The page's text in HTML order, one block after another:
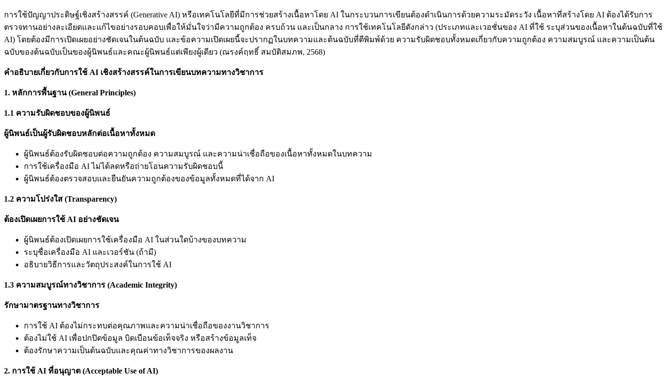
การใช้ปัญญาประดิษฐ์เชิงสร้างสรรค์ (Generative AI) หรือเทคโนโลยีที่มีการช่วยสร้างเนื้อหาโดย AI ในกระบวนการเขียนต้องดำเนินการด้วยความระมัดระวัง เนื้อหาที่สร้างโดย AI ต้องได้รับการ
ตรวจทานอย่างละเอียดและแก้ไขอย่างรอบคอบเพื่อให้มั่นใจว่ามีความถูกต้อง ครบถ้วน และเป็นกลาง การใช้เทคโนโลยีดังกล่าว (ประเภทและเวอชั่นของ AI ที่ใช้ ระบุส่วนของเนื้อหาในต้นฉบับที่ใช้
AI) โดยต้องมีการเปิดเผยอย่างชัดเจนในต้นฉบับ และข้อความเปิดเผยนี้จะปรากฏในบทความและต้นฉบับที่ตีพิมพ์ด้วย ความรับผิดชอบทั้งหมดเกี่ยวกับความถูกต้อง ความสมบูรณ์ และความเป็นต้น
ฉบับของต้นฉบับเป็นของผู้นิพนธ์และคณะผู้นิพนธ์แต่เพียงผู้เดียว (ณรงค์ฤทธิ์ สมบัติสมภพ, 2568)
คำอธิบายเกี่ยวกับการใช้ AI เชิงสร้างสรรค์ในการเขียนบทความทางวิชาการ
1. หลักการพื้นฐาน (General Principles)
1.1 ความรับผิดชอบของผู้นิพนธ์
ผู้นิพนธ์เป็นผู้รับผิดชอบหลักต่อเนื้อหาทั้งหมด
ผู้นิพนธ์ต้องรับผิดชอบต่อความถูกต้อง ความสมบูรณ์ และความน่าเชื่อถือของเนื้อหาทั้งหมดในบทความ
การใช้เครื่องมือ AI ไม่ได้ลดหรือถ่ายโอนความรับผิดชอบนี้
ผู้นิพนธ์ต้องตรวจสอบและยืนยันความถูกต้องของข้อมูลทั้งหมดที่ได้จาก AI
1.2 ความโปร่งใส (Transparency)
ต้องเปิดเผยการใช้ AI อย่างชัดเจน
ผู้นิพนธ์ต้องเปิดเผยการใช้เครื่องมือ AI ในส่วนใดบ้างของบทความ
ระบุชื่อเครื่องมือ AI และเวอร์ชัน (ถ้ามี)
อธิบายวิธีการและวัตถุประสงค์ในการใช้ AI
1.3 ความสมบูรณ์ทางวิชาการ (Academic Integrity)
รักษามาตรฐานทางวิชาการ
การใช้ AI ต้องไม่กระทบต่อคุณภาพและความน่าเชื่อถือของงานวิชาการ
ต้องไม่ใช้ AI เพื่อปกปิดข้อมูล บิดเบือนข้อเท็จจริง หรือสร้างข้อมูลเท็จ
ต้องรักษาความเป็นต้นฉบับและคุณค่าทางวิชาการของผลงาน
2. การใช้ AI ที่อนุญาต (Acceptable Use of AI)